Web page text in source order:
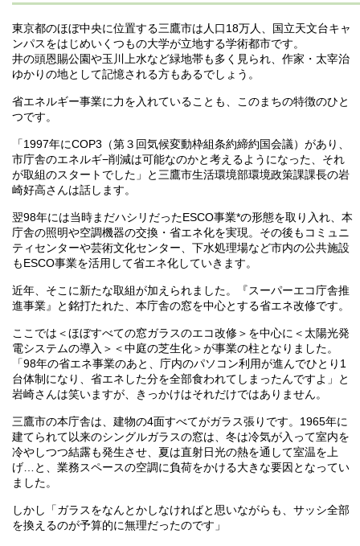
東京都のほぼ中央に位置する三鷹市は人口18万人、国立天文台キャ
ンパスをはじめいくつもの大学が立地する学術都市です。
井の頭恩賜公園や玉川上水など緑地帯も多く見られ、作家・太宰治
ゆかりの地として記憶される方もあるでしょう。
省エネルギー事業に力を入れていることも、このまちの特徴のひと
つです。
「1997年にCOP3（第３回気候変動枠組条約締約国会議）があり、
市庁舎のエネルギ−削減は可能なのかと考えるようになった、それ
が取組のスタートでした」と三鷹市生活環境部環境政策課課長の岩
崎好高さんは話します。
翌98年には当時まだハシリだったESCO事業*の形態を取り入れ、本
庁舎の照明や空調機器の交換・省エネ化を実現。その後もコミュニ
ティセンターや芸術文化センター、下水処理場など市内の公共施設
もESCO事業を活用して省エネ化していきます。
近年、そこに新たな取組が加えられました。『スーパーエコ庁舎推
進事業』と銘打たれた、本庁舎の窓を中心とする省エネ改修です。
ここでは＜ほぼすべての窓ガラスのエコ改修＞を中心に＜太陽光発
電システムの導入＞＜中庭の芝生化＞が事業の柱となりました。
「98年の省エネ事業のあと、庁内のパソコン利用が進んでひとり1
台体制になり、省エネした分を全部食われてしまったんですよ」と
岩崎さんは笑いますが、きっかけはそれだけではありません。
三鷹市の本庁舎は、建物の4面すべてがガラス張りです。1965年に
建てられて以来のシングルガラスの窓は、冬は冷気が入って室内を
冷やしつつ結露も発生させ、夏は直射日光の熱を通して室温を上
げ…と、業務スペースの空調に負荷をかける大きな要因となってい
ました。
しかし「ガラスをなんとかしなければと思いながらも、サッシ全部
を換えるのが予算的に無理だったのです」